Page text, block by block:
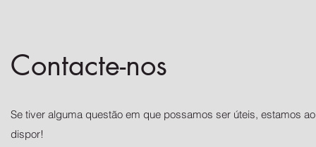
Contacte-nos
Se tiver alguma questão em que possamos ser úteis, estamos ao
dispor!